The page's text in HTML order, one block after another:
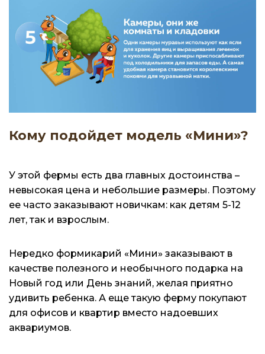
Кому подойдет модель «Мини»?
У этой фермы есть два главных достоинства –
невысокая цена и небольшие размеры. Поэтому
ее часто заказывают новичкам: как детям 5-12
лет, так и взрослым.
Нередко формикарий «Мини» заказывают в
качестве полезного и необычного подарка на
Новый год или День знаний, желая приятно
удивить ребенка. А еще такую ферму покупают
для офисов и квартир вместо надоевших
аквариумов.